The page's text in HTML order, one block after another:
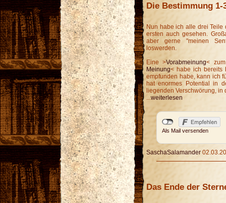
Die Bestimmung 1-
Nun habe ich alle drei Teile
ersten auch gesehen.
aber gerne "meinen
loswerden.
Eine >Vorabmeinung<
Meinung< habe ich bereits
empfunden habe, kann ich
hat enormes Potential in
liegenden Verschwörung, in
...weiterlesen
Als Mail versenden
SaschaSalamander
Das Ende der